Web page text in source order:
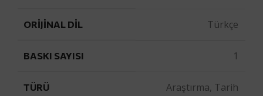
ORIJINAL DIL Türkçe
BASKI SAYISI 1
TÜRÜ Araştırma, Tarih